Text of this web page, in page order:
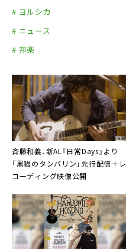
# ヨルシカ
# ニュース
# 邦楽
斉藤和義、新AL『日常Days』より
「黒猫のタンバリン」先行配信＋レ
コーディング映像公開